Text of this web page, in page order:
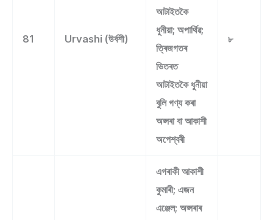
81 Urvashi (উৰ্বশী)
আটাইতকৈ
ধুনীয়া; অপাৰ্থিৱ;
ত্ৰিজগতৰ
ভিতৰত
আটাইতকৈ ধুনীয়া
বুলি গণ্য কৰা
অপ্সৰা বা আকাশী
অপেশ্বৰী
৮
এগৰাকী আকাশী
কুমাৰী; এজন
এঞ্জেল; অপ্সৰাৰ